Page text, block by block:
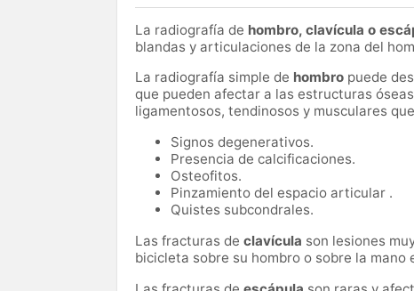
La radiografía de hombro, clavícula o
blandas y articulaciones de la zona del
La radiografía simple de hombro puede
que pueden afectar a las estructuras
ligamentosos, tendinosos y musculares
Signos degenerativos.
Presencia de calcificaciones.
Osteofitos.
Pinzamiento del espacio articular .
Quistes subcondrales.
Las fracturas de clavícula son lesiones
bicicleta sobre su hombro o sobre la mano